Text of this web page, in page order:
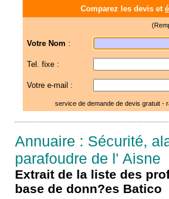
Comparez les devis et
Votre Nom :
Tel. fixe :
Votre e-mail :
service de demande de devis gratuit -
Annuaire : Sécurité,
parafoudre de l' Aisne
Extrait de la liste des
base de donn?es Batico